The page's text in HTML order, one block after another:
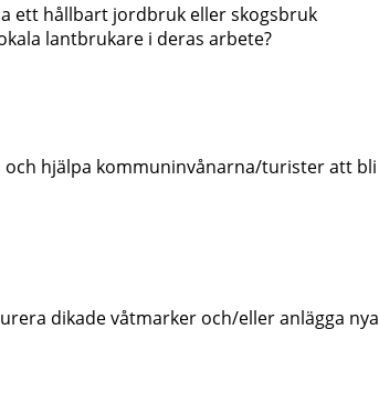
ett hållbart jordbruk eller skogsbruk
lantbrukare i deras arbete?
hjälpa kommuninvånarna/turister att bli
dikade våtmarker och/eller anlägga nya